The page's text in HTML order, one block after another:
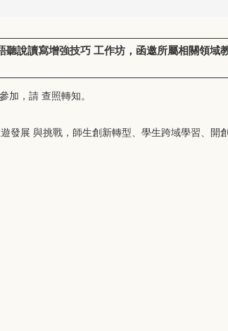
聽說讀寫增強技巧 工作坊，函邀所屬相關領域
加，請 查照轉知。
發展 與挑戰，師生創新轉型、學生跨域學習、開